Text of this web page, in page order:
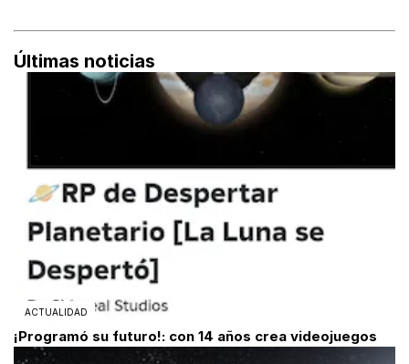
Últimas noticias
ACTUALIDAD
¡Programó su futuro!: con 14 años crea videojuegos